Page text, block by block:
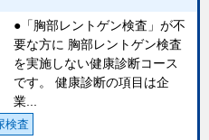
●「胸部レントゲン検査」が不
要な方に 胸部レントゲン検査
を実施しない健康診断コース
です。 健康診断の項目は企
業...
検査